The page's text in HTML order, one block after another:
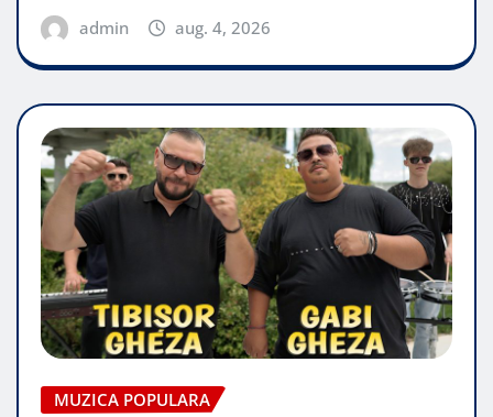
admin aug. 4, 2026
MUZICA POPULARA